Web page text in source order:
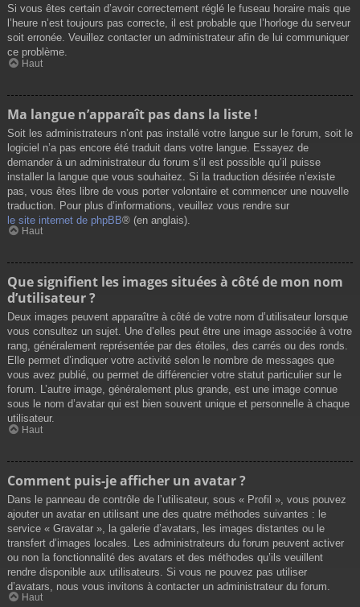
Si vous êtes certain d’avoir correctement réglé le fuseau horaire mais que
l’heure n’est toujours pas correcte, il est probable que l’horloge du serveur
soit erronée. Veuillez contacter un administrateur afin de lui communiquer
ce problème.
Haut
Ma langue n’apparaît pas dans la liste !
Soit les administrateurs n’ont pas installé votre langue sur le forum, soit le
logiciel n’a pas encore été traduit dans votre langue. Essayez de
demander à un administrateur du forum s’il est possible qu’il puisse
installer la langue que vous souhaitez. Si la traduction désirée n’existe
pas, vous êtes libre de vous porter volontaire et commencer une nouvelle
traduction. Pour plus d’informations, veuillez vous rendre sur
le site internet de phpBB® (en anglais).
Haut
Que signifient les images situées à côté de mon nom
d’utilisateur ?
Deux images peuvent apparaître à côté de votre nom d’utilisateur lorsque
vous consultez un sujet. Une d’elles peut être une image associée à votre
rang, généralement représentée par des étoiles, des carrés ou des ronds.
Elle permet d’indiquer votre activité selon le nombre de messages que
vous avez publié, ou permet de différencier votre statut particulier sur le
forum. L’autre image, généralement plus grande, est une image connue
sous le nom d’avatar qui est bien souvent unique et personnelle à chaque
utilisateur.
Haut
Comment puis-je afficher un avatar ?
Dans le panneau de contrôle de l’utilisateur, sous « Profil », vous pouvez
ajouter un avatar en utilisant une des quatre méthodes suivantes : le
service « Gravatar », la galerie d’avatars, les images distantes ou le
transfert d’images locales. Les administrateurs du forum peuvent activer
ou non la fonctionnalité des avatars et des méthodes qu’ils veuillent
rendre disponible aux utilisateurs. Si vous ne pouvez pas utiliser
d’avatars, nous vous invitons à contacter un administrateur du forum.
Haut